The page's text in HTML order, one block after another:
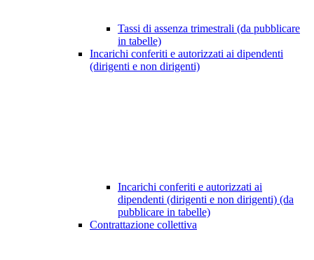
Tassi di assenza trimestrali (da pubblicare
in tabelle)
Incarichi conferiti e autorizzati ai dipendenti
(dirigenti e non dirigenti)
Incarichi conferiti e autorizzati ai
dipendenti (dirigenti e non dirigenti) (da
pubblicare in tabelle)
Contrattazione collettiva